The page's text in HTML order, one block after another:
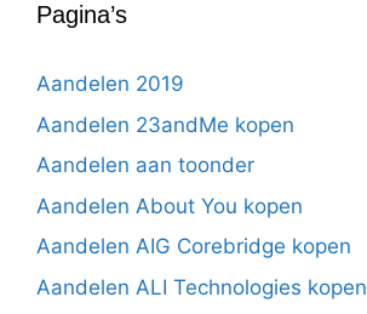
Pagina’s
Aandelen 2019
Aandelen 23andMe kopen
Aandelen aan toonder
Aandelen About You kopen
Aandelen AIG Corebridge kopen
Aandelen ALI Technologies kopen